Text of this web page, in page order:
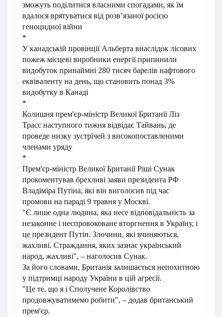
зможуть поділитися власними спогадами, як їм
вдалося врятуватися від розв’язаної росією
геноцидної війни
*
У канадській провінції Альберта внаслідок лісових
пожеж місцеві виробники енергії припинили
видобуток принаймні 280 тисяч барелів нафтового
еквіваленту на день, що становить понад 3%
видобутку в Канаді
*
Колишня прем'єр-міністр Великої Британії Ліз
Трасс наступного тижня відвідає Тайвань, де
проведе низку зустрічей з високопоставленими
членами уряду
*
Прем'єр-міністр Великої Британії Ріші Сунак
прокоментував брехливі заяви президента РФ
Владіміра Путіна, які він виголосив під час
промови на параді 9 травня у Москві.
"Є лише одна людина, яка несе відповідальність за
незаконне і неспровоковане вторгнення в Україну, і
це президент Путін. Злочини, які вчиняються,
жахливі. Страждання, яких зазнає український
народ, жахливі", – наголосив Сунак.
За його словами, Британія залишається непохитною
у підтримці народу України в цій агресії.
"Це те, що я і Сполучене Королівство
продовжуватимемо робити", – додав британський
прем'єр.